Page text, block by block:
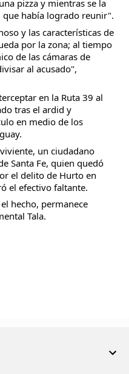
pizza y mientras se la
había logrado reunir".
y las características de
por la zona; al tiempo
de las cámaras de
al acusado",
en la Ruta 39 al
tras el ardid y
en medio de los
un ciudadano
Santa Fe, quien quedó
el delito de Hurto en
el efectivo faltante.
hecho, permanece
Tala.